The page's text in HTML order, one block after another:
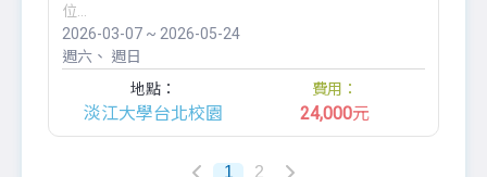
位...
2026-03-07 ~ 2026-05-24
週六
週日
地點：
淡江大學台北校園
費用：
24,000元
1 2